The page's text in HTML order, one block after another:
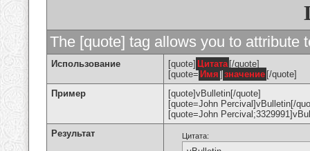
The [quote] tag allows you to attribute
Использование [quote] Цитата [/quote]
[quote= Имя ] значение [/quote]
Пример
[quote]vBulletin[/quote]
[quote=John Percival]vBulletin[/
[quote=John
Результат
Цитата: